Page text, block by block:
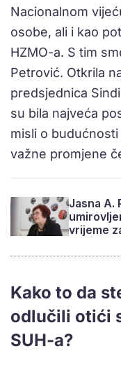
Nacionalnom
osobe, ali i kao
HZMO-a. S tim
Petrović. Otkrila
predsjednica
su bila najveća
misli o
važne promjene
Jasna A.
vrijeme
Kako to da
odlučili otići
SUH-a?